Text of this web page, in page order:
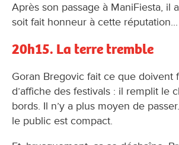
Après son passage à ManiFiesta, il
soit fait honneur à cette réputation...
20h15. La terre tremble
Goran Bregovic fait ce que doivent
d’affiche des festivals : il remplit le
bords. Il n’y a plus moyen de
le public est compact.